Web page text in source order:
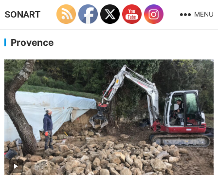
SONART MENU
Provence